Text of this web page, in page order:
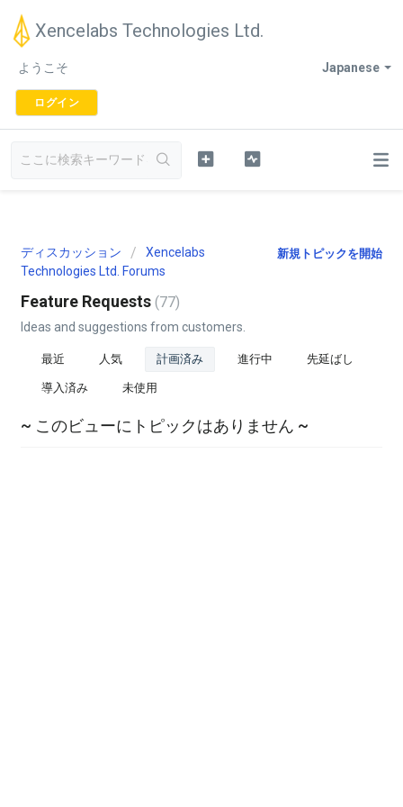
Xencelabs Technologies Ltd.
Japanese
ようこそ
ログイン
新規トピックを開始
ディスカッション
Xencelabs
Technologies Ltd. Forums
Feature Requests 77
Ideas and suggestions from customers.
最近 人気 計画済み 進行中 先延ばし
導入済み 未使用
~ このビューにトピックはありません ~